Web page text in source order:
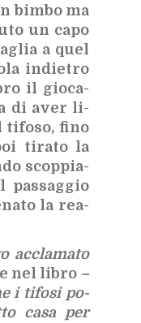
bim­bo ma
un capo
a quel
in­die­tro
il gio­ca­
di aver li­
ti­fo­so, fino
ti­ra­to la
scop­pia­
la rea­
ac­cla­ma­to
nel li­bro –
i ti­fo­si po­
casa per